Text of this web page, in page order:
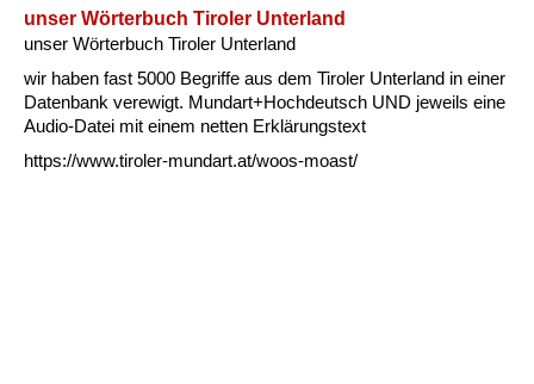
unser Wörterbuch Tiroler Unterland
unser Wörterbuch Tiroler Unterland
wir haben fast 5000 Begriffe aus dem Tiroler Unterland in einer
Datenbank verewigt. Mundart+Hochdeutsch UND jeweils eine
Audio-Datei mit einem netten Erklärungstext
https://www.tiroler-mundart.at/woos-moast/